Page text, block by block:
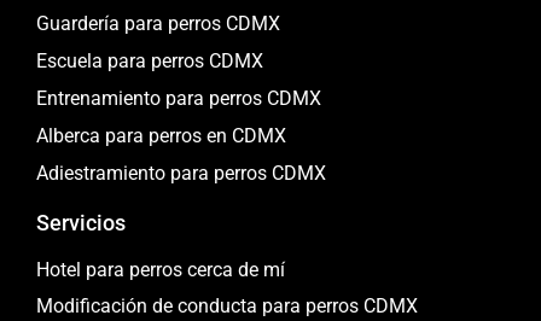
Guardería para perros CDMX
Escuela para perros CDMX
Entrenamiento para perros CDMX
Alberca para perros en CDMX
Adiestramiento para perros CDMX
Servicios
Hotel para perros cerca de mí
Modificación de conducta para perros CDMX